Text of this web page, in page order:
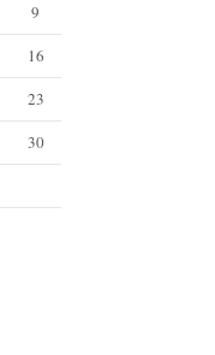
9
16
23
30